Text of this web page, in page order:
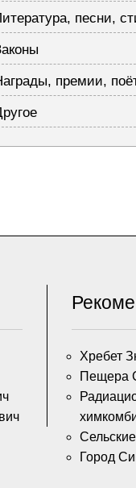
песни,
премии,
Хребет
Пещера
Город